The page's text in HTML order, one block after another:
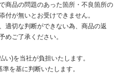
商品の問題のあった箇所・不良箇所の
付が無いとお受けできません。
適切な判断ができない為、商品の返
めご了承ください。
)を当社が負担いたします。
を基に判断いたします。